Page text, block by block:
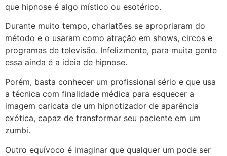
que hipnose é algo místico ou esotérico.
Durante muito tempo, charlatões se apropriaram do
método e o usaram como atração em shows, circos e
programas de televisão. Infelizmente, para muita gente
essa ainda é a ideia de hipnose.
Porém, basta conhecer um profissional sério e que usa
a técnica com finalidade médica para esquecer a
imagem caricata de um hipnotizador de aparência
exótica, capaz de transformar seu paciente em um
zumbi.
Outro equívoco é imaginar que qualquer um pode ser